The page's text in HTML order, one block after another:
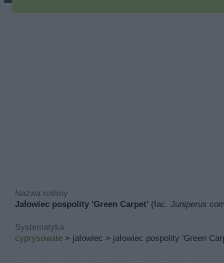
Nazwa rośliny
Jałowiec pospolity 'Green Carpet' (łac. Juniperus
Systematyka
cyprysowate > jałowiec > jałowiec pospolity 'Green